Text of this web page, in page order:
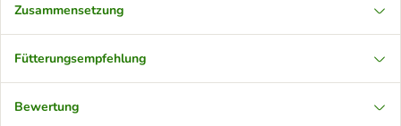
Zusammensetzung
Fütterungsempfehlung
Bewertung